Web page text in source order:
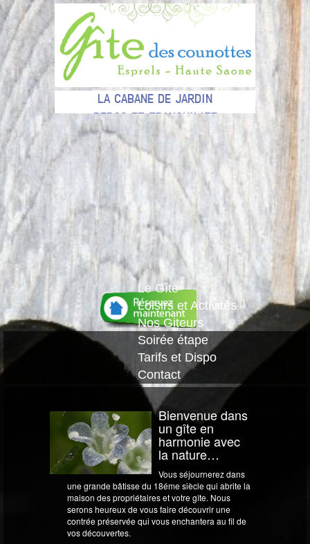
LA CABANE DE JARDIN
REPOS ET TRANQUILITE
CHEROKEE notre jument Paint
Une bâtisse du XVIII ème siècle
UN LIEU PRÉSERVÉ
POUR LES AMOUREUX DE LA NATURE
Le Gîte
Loisirs et Activités
Nos Giteurs
Soirée étape
Tarifs et Dispo
Contact
Bienvenue dans
un gîte en
harmonie avec
la nature…
Vous séjournerez dans
une grande bâtisse du 18éme siècle qui abrite la
maison des propriétaires et votre gîte. Nous
serons heureux de vous faire découvrir une
contrée préservée qui vous enchantera au fil de
vos découvertes.